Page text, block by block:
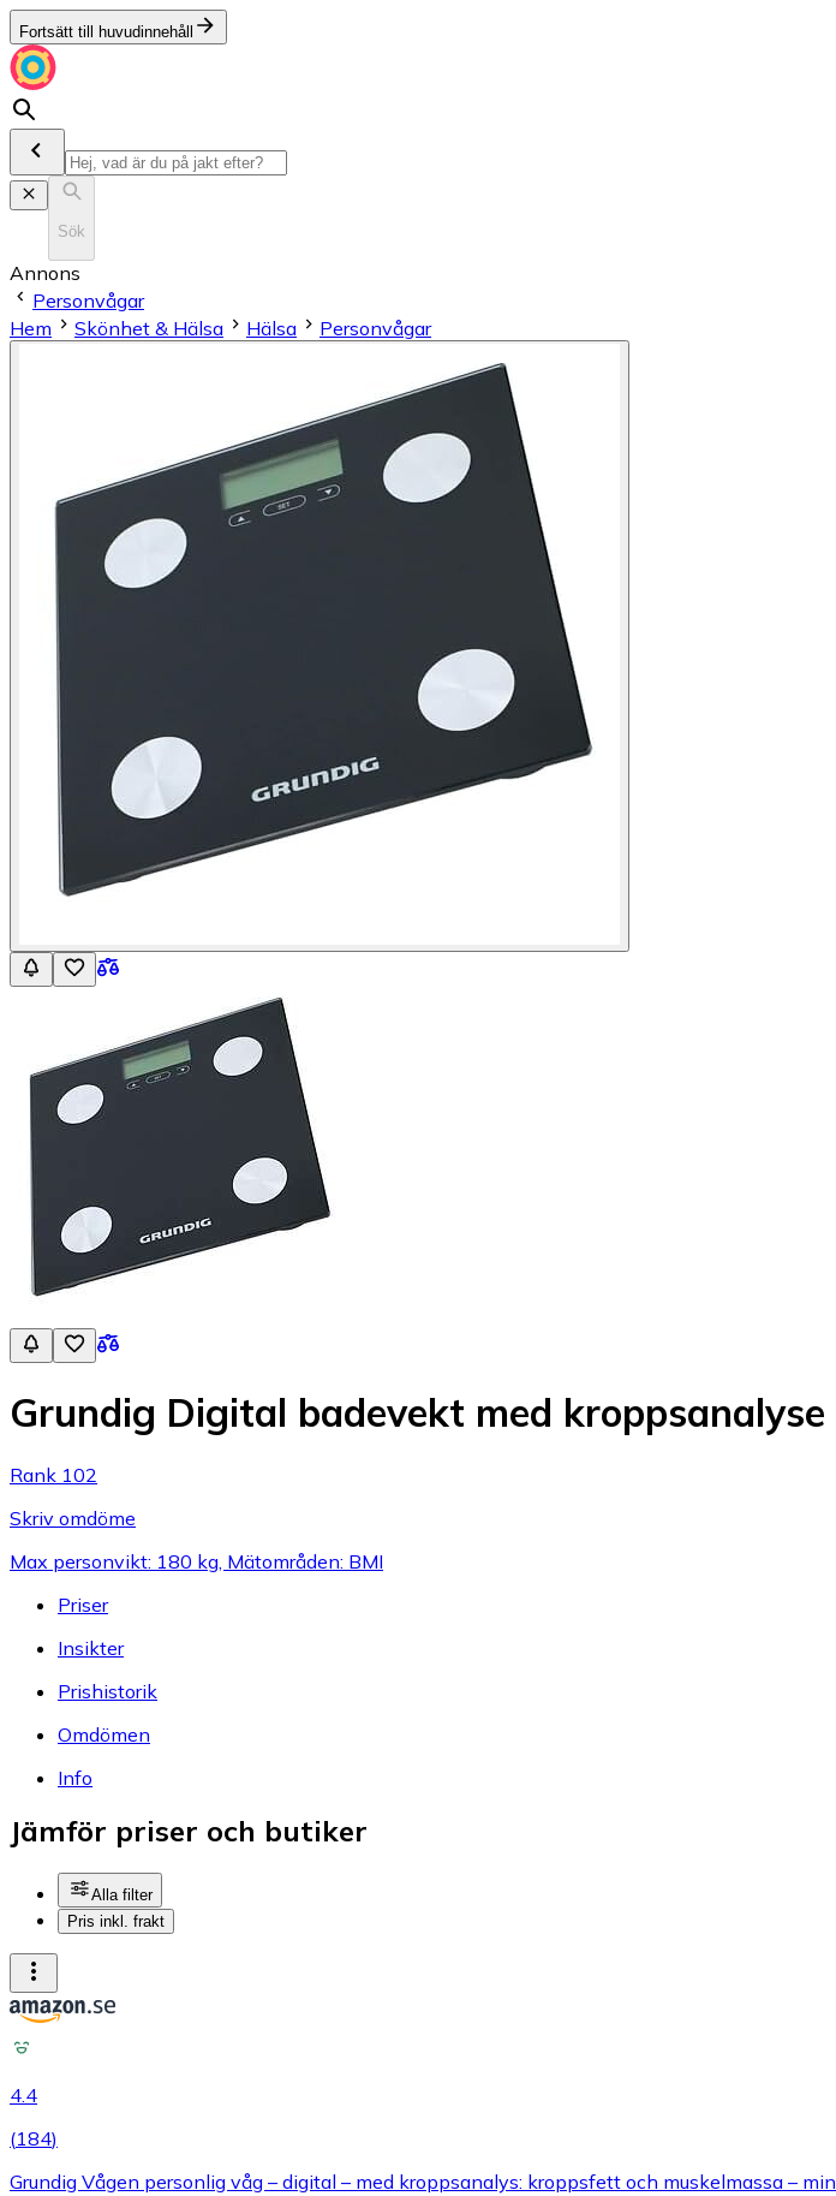
Fortsätt till huvudinnehåll
Sök
Annons
Personvågar
Hem
Skönhet & Hälsa Hälsa Personvågar
Grundig Digital badevekt med kroppsanalyse
Rank 102
Skriv omdöme
Max personvikt: 180 kg, Mätområden: BMI
Priser
Insikter
Prishistorik
Omdömen
Info
Jämför priser och butiker
Alla filter
Pris inkl. frakt
4.4
(184)
Grundig Vågen personlig våg – digital – med kroppsanalys: kroppsfett och muskelmassa –